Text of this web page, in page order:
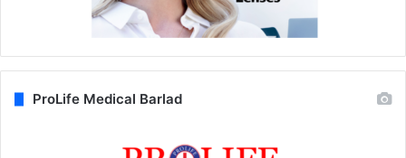
ProLife Medical Barlad